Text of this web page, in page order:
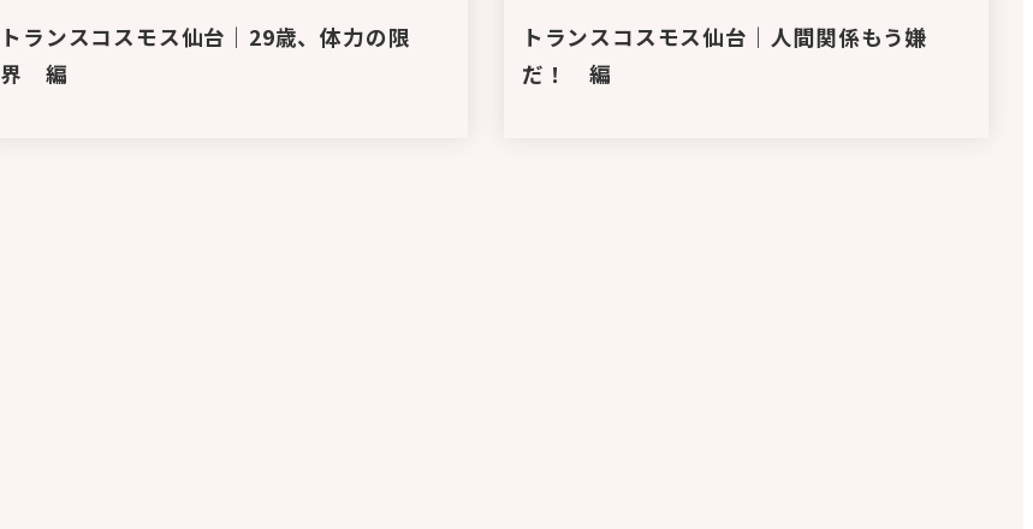
トランスコスモス仙台｜29歳、体力の限
界 編
トランスコスモス仙台｜人間関係もう嫌
だ！ 編